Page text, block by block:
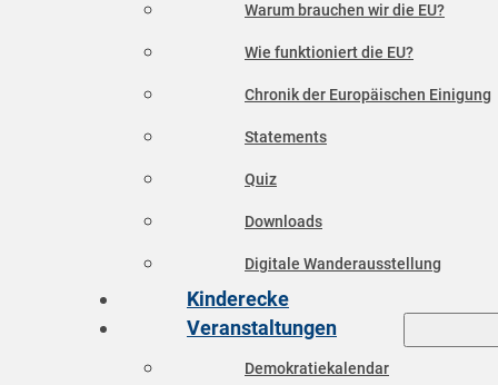
Warum brauchen wir die EU?
Wie funktioniert die EU?
Chronik der Europäischen Einigung
Statements
Quiz
Downloads
Digitale Wanderausstellung
Kinderecke
Veranstaltungen
Demokratiekalendar